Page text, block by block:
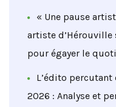
« Une pause
artiste
pour égayer le
L’édito percutant
2026 : Analyse et